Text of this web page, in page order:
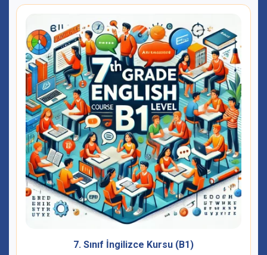
3.000,00 TL İncele
7. Sınıf İngilizce Kursu (B1)